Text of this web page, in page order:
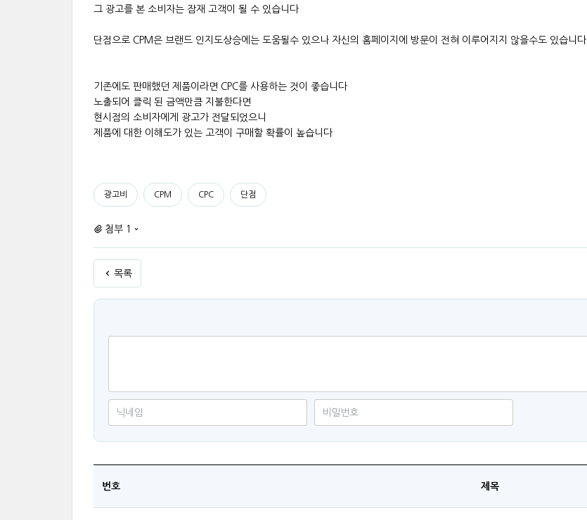
그 광고를 본 소비자는 잠재 고객이 될 수 있습니다
단점으로 CPM은 브랜드 인지도상승에는 도움될수 있으나 자신의 홈페이지에 방문이 전혀 이루어지지 않을수도 있습니다
기존에도 판매했던 제품이라면 CPC를 사용하는 것이 좋습니다
노출되어 클릭 된 금액만큼 지불한다면
현시점의 소비자에게 광고가 전달되었으니
제품에 대한 이해도가 있는 고객이 구매할 확률이 높습니다
광고비 CPM CPC 단점
첨부 1
목록
번호 제목